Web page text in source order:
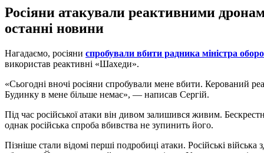
Росіяни атакували реактивними
останні новини
Нагадаємо, росіяни спробували вбити радника міністра
використав реактивні «Шахеди».
«Сьогодні вночі росіяни спробували мене вбити. Керований
Будинку в мене більше немає», — написав Сергій.
Під час російської атаки він дивом залишився живим.
однак російська спроба вбивства не зупинить його.
Пізніше стали відомі перші подробиці атаки. Російські війська